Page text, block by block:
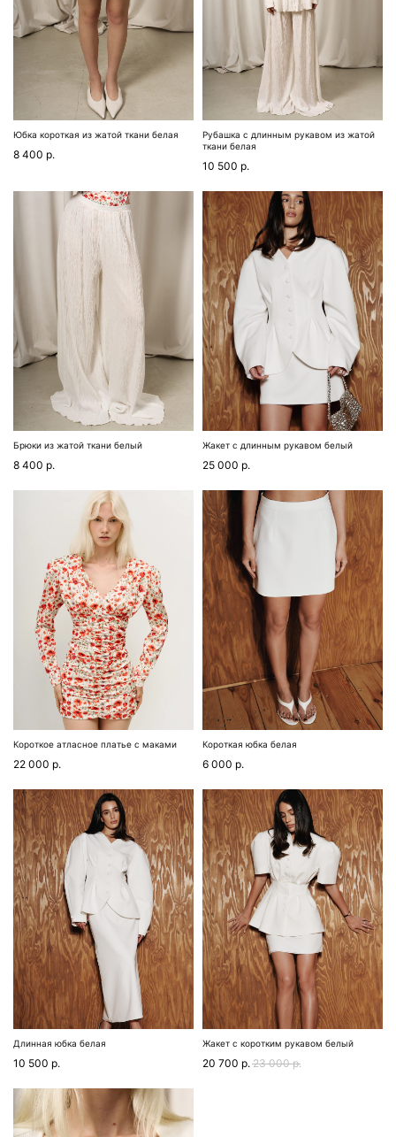
Юбка короткая из жатой ткани белая
8 400 р.
Рубашка с длинным рукавом из жатой
ткани белая
10 500 р.
Брюки из жатой ткани белый
8 400 р.
Жакет с длинным рукавом белый
25 000 р.
Короткое атласное платье с маками
22 000 р.
Короткая юбка белая
6 000 р.
Длинная юбка белая
10 500 р.
Жакет с коротким рукавом белый
20 700 р. 23 000 р.